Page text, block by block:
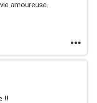
amoureuse.
!!